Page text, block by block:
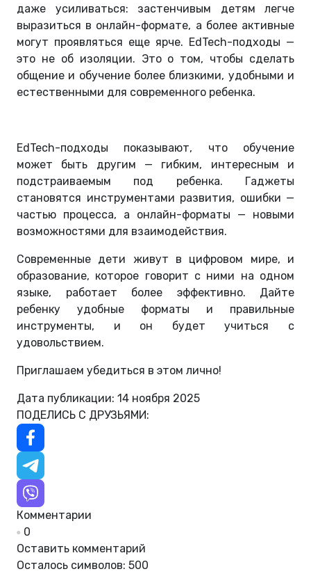
даже усиливаться: застенчивым детям легче
выразиться в онлайн-формате, а более активные
могут проявляться еще ярче. EdTech-подходы —
это не об изоляции. Это о том, чтобы сделать
общение и обучение более близкими, удобными и
естественными для современного ребенка.
EdTech-подходы показывают, что обучение
может быть другим — гибким, интересным и
подстраиваемым под ребенка. Гаджеты
становятся инструментами развития, ошибки —
частью процесса, а онлайн-форматы — новыми
возможностями для взаимодействия.
Современные дети живут в цифровом мире, и
образование, которое говорит с ними на одном
языке, работает более эффективно. Дайте
ребенку удобные форматы и правильные
инструменты, и он будет учиться с
удовольствием.
Приглашаем убедиться в этом лично!
Дата публикации: 14 ноября 2025
ПОДЕЛИСЬ С ДРУЗЬЯМИ:
Комментарии
0
Оставить комментарий
Осталось символов: 500